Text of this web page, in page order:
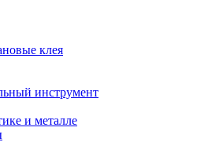
клея
инструмент
и металле